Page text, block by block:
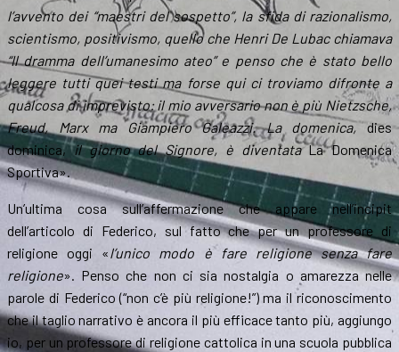
l’avvento dei “maestri del sospetto”, la sfida di razionalismo,
scientismo, positivismo, quello che Henri De Lubac chiamava
“Il dramma dell’umanesimo ateo” e penso che è stato bello
leggere tutti quei testi ma forse qui ci troviamo difronte a
qualcosa di imprevisto: il mio avversario non è più Nietzsche,
Freud, Marx ma Giampiero Galeazzi. La domenica,dies
dominica,il giorno del Signore, è diventataLa Domenica
Sportiva».
Un’ultima cosa sull’affermazione che appare nell’incipit
dell’articolo di Federico, sul fatto che per un professore di
religione oggi «l’unico modo è fare religione senza fare
religione». Penso che non ci sia nostalgia o amarezza nelle
parole di Federico (“non c’è più religione!”) ma il riconoscimento
che il taglio narrativo è ancora il più efficace tanto più, aggiungo
io, per un professore di religione cattolica in una scuola pubblica